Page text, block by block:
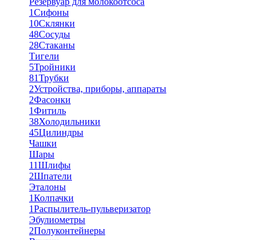
1Сифоны
10Склянки
48Сосуды
28Стаканы
Тигели
5Тройники
81Трубки
2Устройства, приборы, аппараты
2Фасонки
1Фитиль
38Холодильники
45Цилиндры
Чашки
Шары
11Шлифы
2Шпатели
Эталоны
1Колпачки
1Распылитель-пульверизатор
Эбулиометры
2Полуконтейнеры